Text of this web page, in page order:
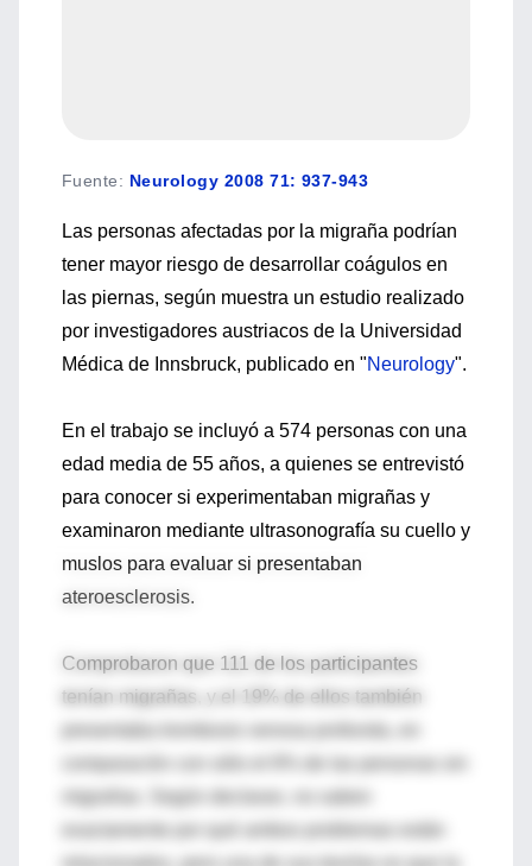
Fuente: Neurology 2008 71: 937-943
Las personas afectadas por la migraña podrían
tener mayor riesgo de desarrollar coágulos en
las piernas, según muestra un estudio realizado
por investigadores austriacos de la Universidad
Médica de Innsbruck, publicado en "Neurology".
En el trabajo se incluyó a 574 personas con una
edad media de 55 años, a quienes se entrevistó
para conocer si experimentaban migrañas y
examinaron mediante ultrasonografía su cuello y
muslos para evaluar si presentaban
ateroesclerosis.
Comprobaron que 111 de los participantes
tenían migrañas, y el 19% de ellos también
migrañas. Según declaran, no saben